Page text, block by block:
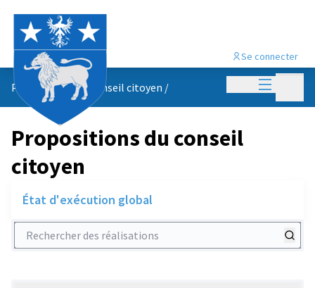
Menu
Se connecter
Propositions du conseil citoyen /
Propositions du conseil
citoyen
État d'exécution global
Rechercher des réalisations